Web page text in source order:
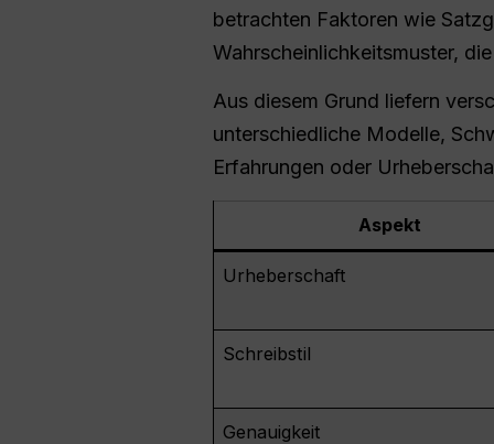
betrachten Faktoren wie
Wahrscheinlichkeitsmuster,
Aus diesem Grund liefern
unterschiedliche Modelle,
Erfahrungen oder
Aspekt
Urheberschaft
Schreibstil
Genauigkeit